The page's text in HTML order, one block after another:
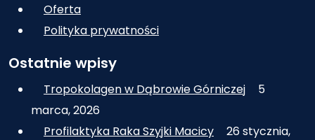
Oferta
Polityka prywatności
Ostatnie wpisy
Tropokolagen w Dąbrowie Górniczej
5
marca, 2026
Profilaktyka Raka Szyjki Macicy
26 stycznia,